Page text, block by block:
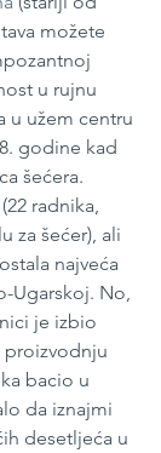
možete
u rujnu
u užem centru
godine kad
šećera.
radnika,
za šećer), ali
najveća
Ugarskoj. No,
je izbio
proizvodnju
bacio u
da iznajmi
desetljeća u